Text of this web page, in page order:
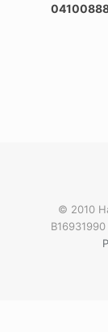
© 2010